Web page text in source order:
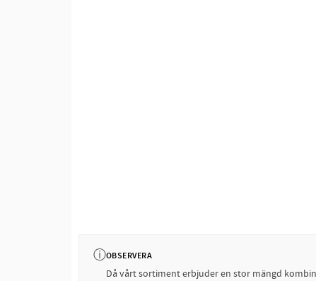
ⓘOBSERVERA
Då vårt sortiment erbjuder en stor mängd